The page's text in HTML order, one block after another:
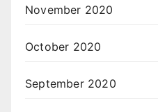
November 2020
October 2020
September 2020